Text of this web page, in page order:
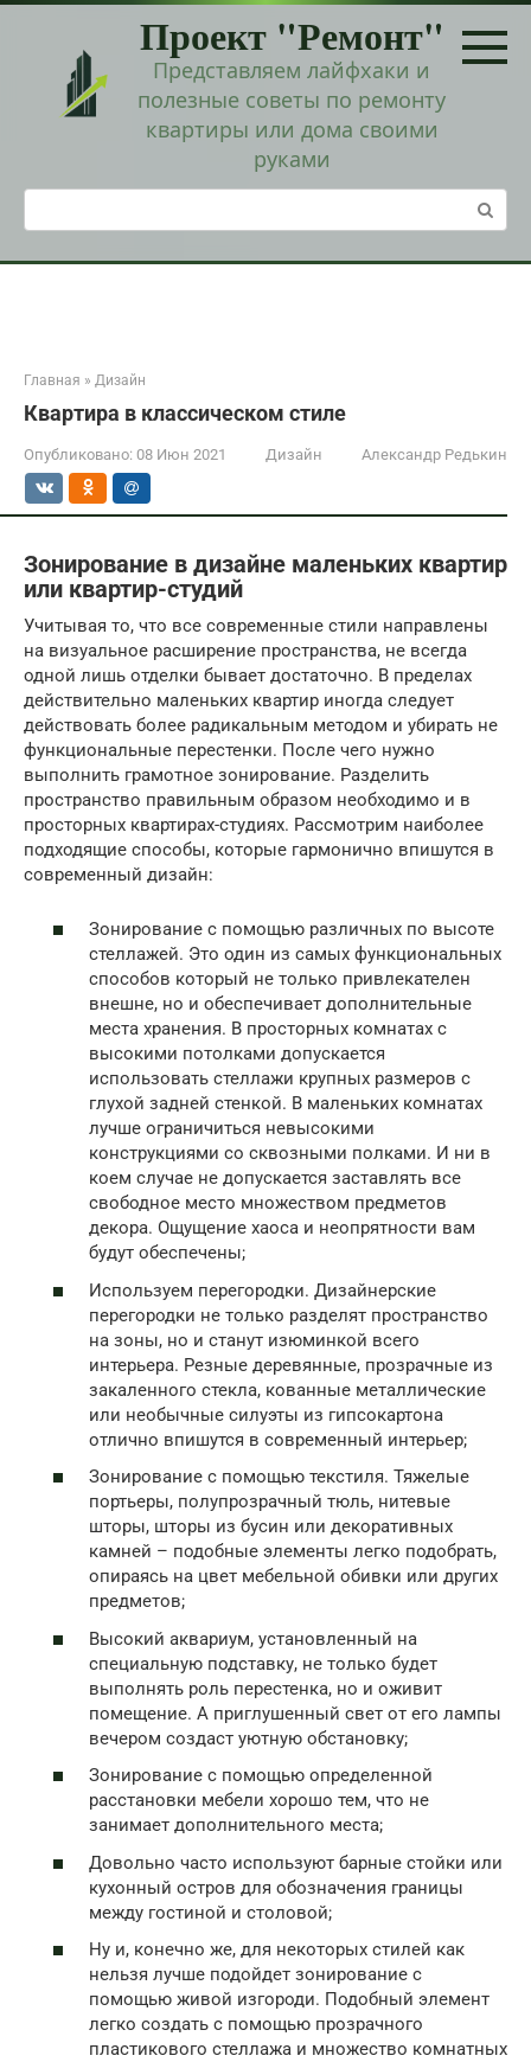
Перейти
Проект "Ремонт"
Представляем лайфхаки и
полезные советы по ремонту
квартиры или дома своими
руками
Поиск:
Главная » Дизайн
Квартира в классическом стиле
Опубликовано: 08 Июн 2021 Дизайн Александр Редькин
Зонирование в дизайне маленьких квартир
или квартир-студий
Учитывая то, что все современные стили направлены
на визуальное расширение пространства, не всегда
одной лишь отделки бывает достаточно. В пределах
действительно маленьких квартир иногда следует
действовать более радикальным методом и убирать не
функциональные перестенки. После чего нужно
выполнить грамотное зонирование. Разделить
пространство правильным образом необходимо и в
просторных квартирах-студиях. Рассмотрим наиболее
подходящие способы, которые гармонично впишутся в
современный дизайн:
Зонирование с помощью различных по высоте
стеллажей. Это один из самых функциональных
способов который не только привлекателен
внешне, но и обеспечивает дополнительные
места хранения. В просторных комнатах с
высокими потолками допускается
использовать стеллажи крупных размеров с
глухой задней стенкой. В маленьких комнатах
лучше ограничиться невысокими
конструкциями со сквозными полками. И ни в
коем случае не допускается заставлять все
свободное место множеством предметов
декора. Ощущение хаоса и неопрятности вам
будут обеспечены;
Используем перегородки. Дизайнерские
перегородки не только разделят пространство
на зоны, но и станут изюминкой всего
интерьера. Резные деревянные, прозрачные из
закаленного стекла, кованные металлические
или необычные силуэты из гипсокартона
отлично впишутся в современный интерьер;
Зонирование с помощью текстиля. Тяжелые
портьеры, полупрозрачный тюль, нитевые
шторы, шторы из бусин или декоративных
камней – подобные элементы легко подобрать,
опираясь на цвет мебельной обивки или других
предметов;
Высокий аквариум, установленный на
специальную подставку, не только будет
выполнять роль перестенка, но и оживит
помещение. А приглушенный свет от его лампы
вечером создаст уютную обстановку;
Зонирование с помощью определенной
расстановки мебели хорошо тем, что не
занимает дополнительного места;
Довольно часто используют барные стойки или
кухонный остров для обозначения границы
между гостиной и столовой;
Ну и, конечно же, для некоторых стилей как
нельзя лучше подойдет зонирование с
помощью живой изгороди. Подобный элемент
легко создать с помощью прозрачного
пластикового стеллажа и множество комнатных